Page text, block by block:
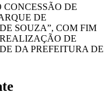
CONCESSÃO DE
DE
SOUZA”, COM FIM
DE
DA PREFEITURA DE